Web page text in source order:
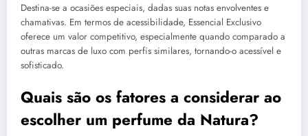
Destina-se a ocasiões especiais, dadas suas notas envolventes e
chamativas. Em termos de acessibilidade, Essencial Exclusivo
oferece um valor competitivo, especialmente quando comparado a
outras marcas de luxo com perfis similares, tornando-o acessível e
sofisticado.
Quais são os fatores a considerar ao
escolher um perfume da Natura?